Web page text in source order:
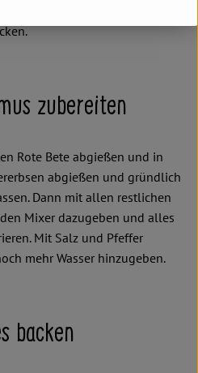
zubereiten
Rote Bete abgießen und in
abgießen und gründlich
Dann mit allen restlichen
Mixer dazugeben und alles
Mit Salz und Pfeffer
mehr Wasser hinzugeben.
backen